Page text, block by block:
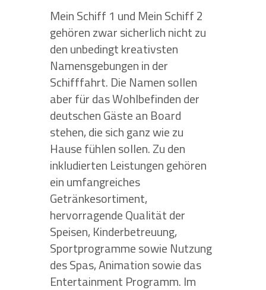
Mein Schiff 1 und Mein Schiff 2
gehören zwar sicherlich nicht zu
den unbedingt kreativsten
Namensgebungen in der
Schifffahrt. Die Namen sollen
aber für das Wohlbefinden der
deutschen Gäste an Board
stehen, die sich ganz wie zu
Hause fühlen sollen. Zu den
inkludierten Leistungen gehören
ein umfangreiches
Getränkesortiment,
hervorragende Qualität der
Speisen, Kinderbetreuung,
Sportprogramme sowie Nutzung
des Spas, Animation sowie das
Entertainment Programm. Im